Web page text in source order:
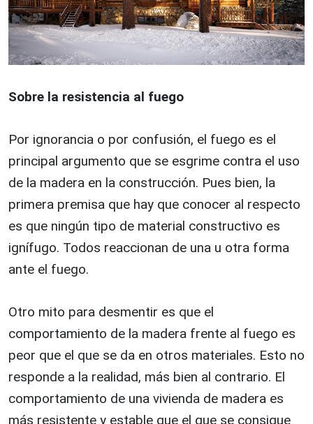
Sobre la resistencia al fuego
Por ignorancia o por confusión, el fuego es el
principal argumento que se esgrime contra el uso
de la madera en la construcción. Pues bien, la
primera premisa que hay que conocer al respecto
es que ningún tipo de material constructivo es
ignífugo. Todos reaccionan de una u otra forma
ante el fuego.
Otro mito para desmentir es que el
comportamiento de la madera frente al fuego es
peor que el que se da en otros materiales. Esto no
responde a la realidad, más bien al contrario. El
comportamiento de una vivienda de madera es
más resistente y estable que el que se consigue